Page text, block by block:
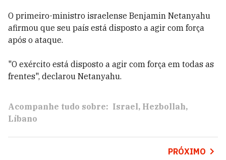
O primeiro-ministro israelense Benjamin Netanyahu
afirmou que seu país está disposto a agir com força
após o ataque.
"O exército está disposto a agir com força em todas as
frentes", declarou Netanyahu.
Acompanhe tudo sobre: Israel Hezbollah
Líbano
PRÓXIMO